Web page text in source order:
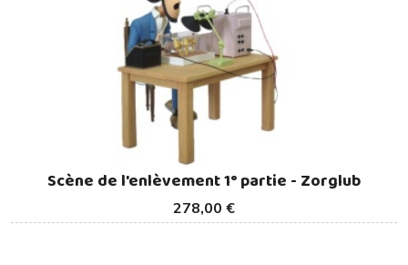
278,00 €
Scène de l'enlèvement 1° partie - Zorglub